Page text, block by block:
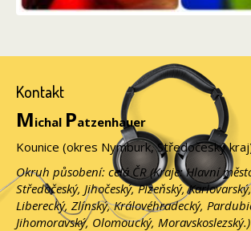
Kontakt
Michal Patzenhauer
Kounice (okres Nymburk, Středočeský
Okruh působení: celá ČR (Kraje: Hlavní
Středočeský, Jihočeský, Plzeňský,
Liberecký, Zlínský, Královéhradecký,
Jihomoravský, Olomoucký, Moravskoslezský.)